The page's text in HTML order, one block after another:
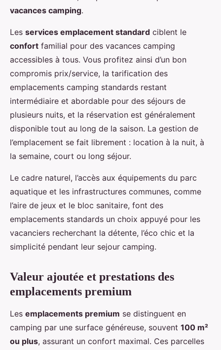
vacances camping.
Les services emplacement standard ciblent le
confort familial pour des vacances camping
accessibles à tous. Vous profitez ainsi d’un bon
compromis prix/service, la tarification des
emplacements camping standards restant
intermédiaire et abordable pour des séjours de
plusieurs nuits, et la réservation est généralement
disponible tout au long de la saison. La gestion de
l’emplacement se fait librement : location à la nuit, à
la semaine, court ou long séjour.
Le cadre naturel, l’accès aux équipements du parc
aquatique et les infrastructures communes, comme
l’aire de jeux et le bloc sanitaire, font des
emplacements standards un choix appuyé pour les
vacanciers recherchant la détente, l’éco chic et la
simplicité pendant leur sejour camping.
Valeur ajoutée et prestations des
emplacements premium
Les emplacements premium se distinguent en
camping par une surface généreuse, souvent 100 m²
ou plus, assurant un confort maximal. Ces parcelles